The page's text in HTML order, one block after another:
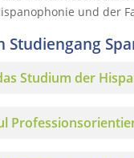
und der
Studium der